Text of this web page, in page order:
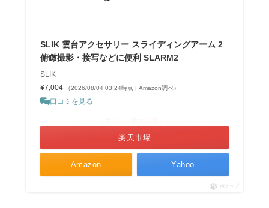
SLIK 雲台アクセサリー スライディングアーム 2
俯瞰撮影・接写などに便利 SLARM2
SLIK
¥7,004
（2026/08/04 03:24時点 | Amazon調べ）
口コミを見る
Amazon
楽天市場
Yahoo
ポチップ